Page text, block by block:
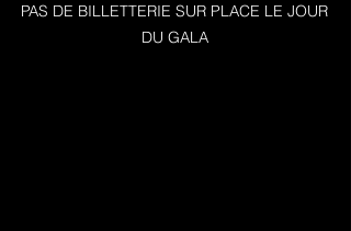
PAS DE BILLETTERIE SUR PLACE LE JOUR
DU GALA